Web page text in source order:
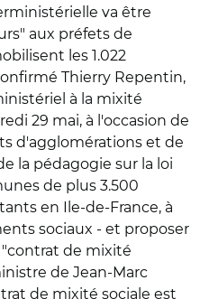
va être
aux préfets de
les 1.022
Thierry Repentin,
à la mixité
29 mai, à l'occasion de
d'agglomérations et de
la pédagogie sur la loi
de plus 3.500
en Ile-de-France, à
sociaux - et proposer
de mixité
de Jean-Marc
de mixité sociale est